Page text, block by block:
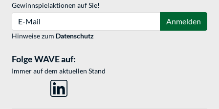
Gewinnspielaktionen auf Sie!
Anmelden
Hinweise zum Datenschutz
Folge WAVE auf:
Immer auf dem aktuellen Stand